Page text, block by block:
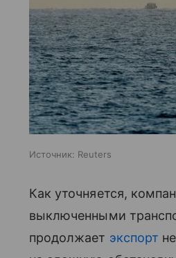
Источник: Reuters
Как уточняется,
выключенными
продолжает экспорт